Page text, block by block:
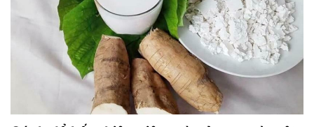
Cách để hết nhiệt miệng từ cỏ mực và mật
Cỏ mực còn được biết đến với cái tên thân thuộc hơn
là cỏ nhọ nồi. Đây là một loại thảo dược có tính sát
khuẩn tốt và được dùng nhiều trong đông y. Sau khi đã
giã nát cỏ mực và lấy nước cốt, bạn pha nước với 1